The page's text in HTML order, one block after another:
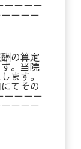
－－－－
－－－
の算定
。当院
ます。
てその
－－－－
－－－